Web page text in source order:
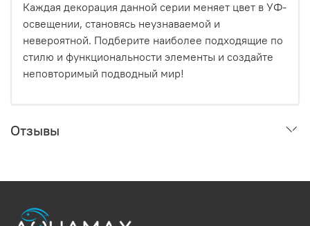
Каждая декорация данной серии меняет цвет в УФ-
освещении, становясь неузнаваемой и
невероятной. Подберите наиболее подходящие по
стилю и функциональности элементы и создайте
неповторимый подводный мир!
Отзывы